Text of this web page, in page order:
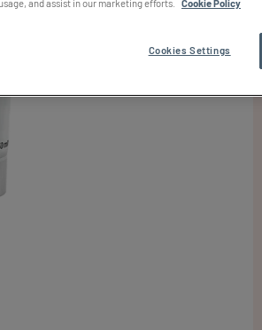
and assist in our marketing efforts.
Cookie Policy
Cookies Settings